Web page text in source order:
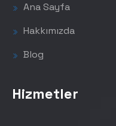
Ana Sayfa
Hakkımızda
Blog
Hizmetler